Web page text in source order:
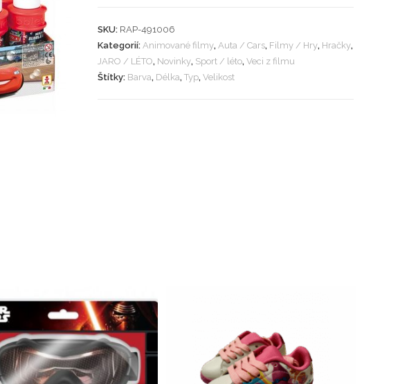
SKU: RAP-491006
Kategorií:Animované filmy,Auta / Cars, Filmy / Hry, Hračky,
JARO / LÉTO, Novinky, Sport / léto,Veci z filmu
Štítky: Barva, Délka,Typ,Velikost